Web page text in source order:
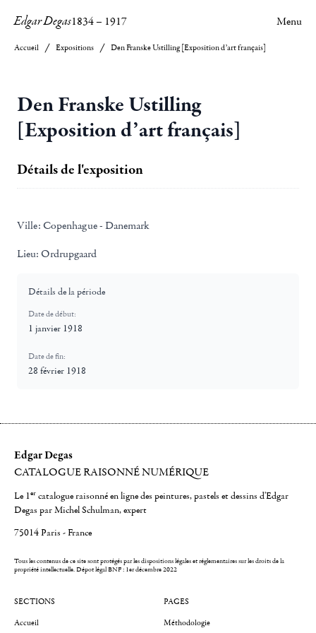
Edgar Degas1834– 1917 Menu
Accueil Expositions Den Franske Ustilling [Exposition d’art français]
Den Franske Ustilling
[Exposition d’art français]
Détails de l'exposition
Ville: Copenhague - Danemark
Lieu: Ordrupgaard
Détails de la période
Date de début:
1 janvier 1918
Date de fin:
28 février 1918
Edgar Degas
CATALOGUE RAISONNÉ NUMÉRIQUE
Le 1er catalogue raisonné en ligne des peintures, pastels et dessins d'Edgar
Degas par Michel Schulman, expert
75014 Paris - France
Tous les contenus de ce site sont protégés par les dispositions légales et réglementaires sur les droits de la
propriété intellectuelle.Dépot légal BNF : 1er décembre 2022
SECTIONS
Accueil
PAGES
Méthodologie